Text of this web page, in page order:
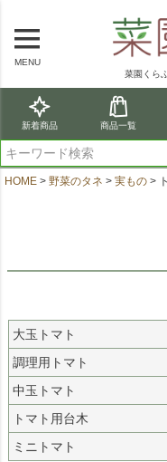
MENU
菜園くら
新着商品 商品一覧
HOME 野菜のタネ 実もの
大玉トマト
調理用トマト
中玉トマト
トマト用台木
ミニトマト